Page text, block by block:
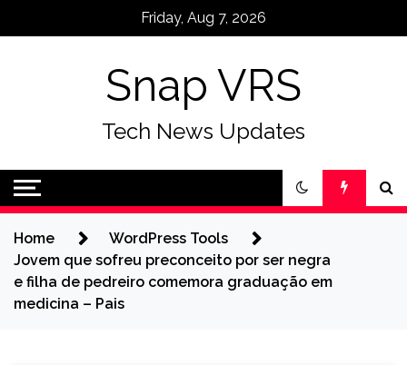
Friday, Aug 7, 2026
Snap VRS
Tech News Updates
Home
WordPress Tools
Jovem que sofreu preconceito por ser negra
e filha de pedreiro comemora graduação em
medicina – Pais